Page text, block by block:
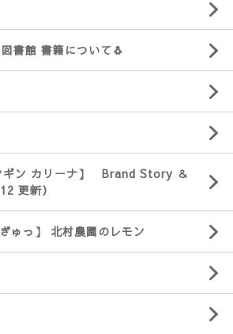
書館 書籍について🐧
ギン カリーナ】 Brand Story ＆
更新）
ゅっ】 北村農園のレモン